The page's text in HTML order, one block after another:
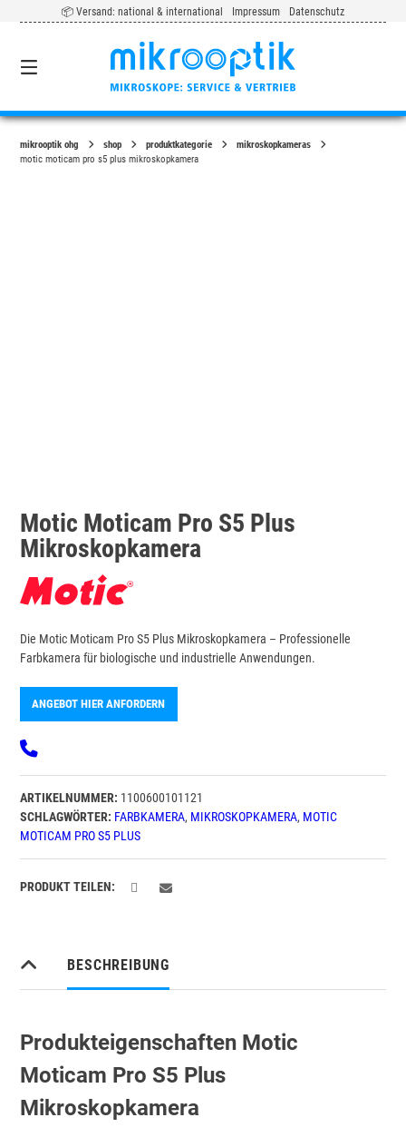
zum
📦 Versand: national & international Impressum Datenschutz
mikrooptik ohg shop produktkategorie
mikroskopkameras
motic moticam pro s5 plus mikroskopkamera
Motic Moticam Pro S5 Plus
Mikroskopkamera
Die Motic Moticam Pro S5 Plus Mikroskopkamera – Professionelle
Farbkamera für biologische und industrielle Anwendungen.
ANGEBOT HIER ANFORDERN
ARTIKELNUMMER: 1100600101121
SCHLAGWÖRTER: FARBKAMERA, MIKROSKOPKAMERA, MOTIC
MOTICAM PRO S5 PLUS
PRODUKT TEILEN:
BESCHREIBUNG
Produkteigenschaften Motic
Moticam Pro S5 Plus
Mikroskopkamera